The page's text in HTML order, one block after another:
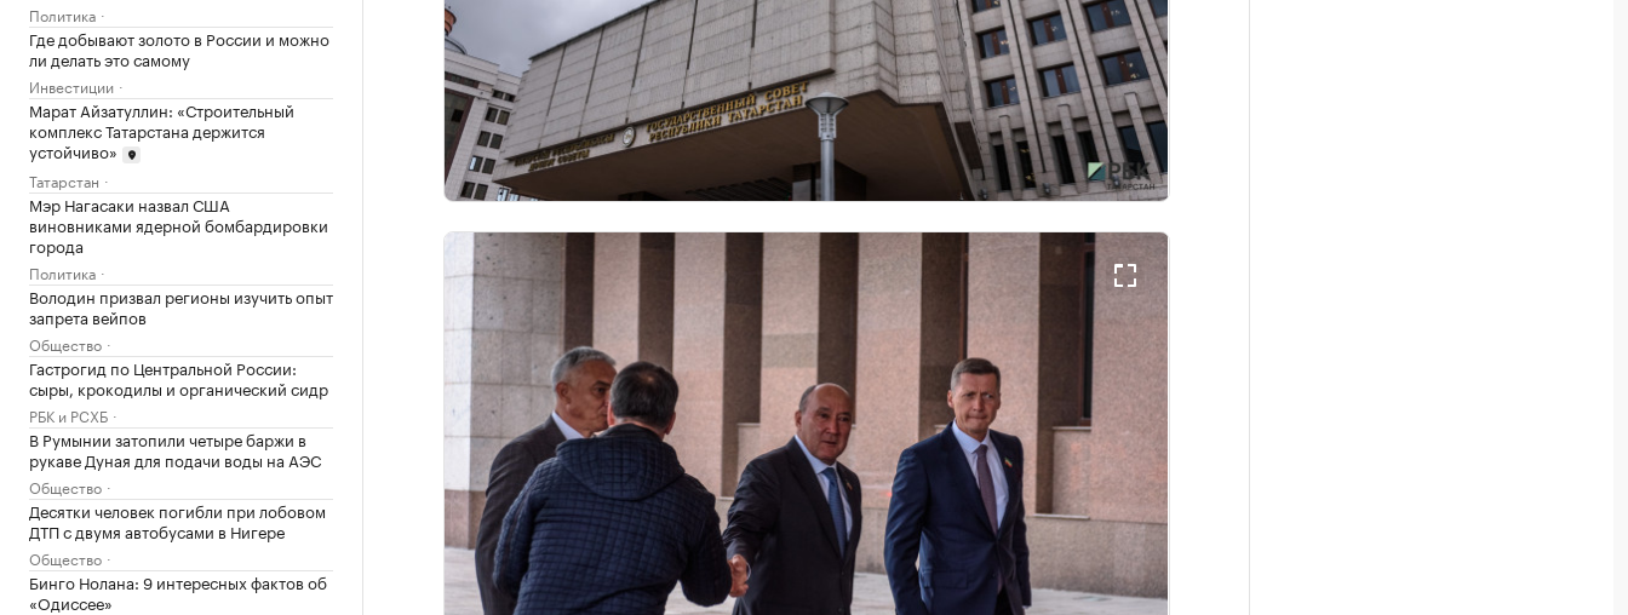
Политика
Где добывают золото в России и можно
ли делать это самому
Инвестиции
Марат Айзатуллин: «Строительный
комплекс Татарстана держится
устойчиво»
Татарстан
Мэр Нагасаки назвал США
виновниками ядерной бомбардировки
города
Политика
Володин призвал регионы изучить опыт
запрета вейпов
Общество
Гастрогид по Центральной России:
сыры, крокодилы и органический сидр
РБК и РСХБ
В Румынии затопили четыре баржи в
рукаве Дуная для подачи воды на АЭС
Общество
Десятки человек погибли при лобовом
ДТП с двумя автобусами в Нигере
Общество
Бинго Нолана: 9 интересных фактов об
«Одиссее»